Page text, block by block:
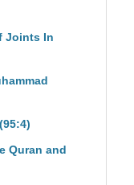
Joints In
Quran and